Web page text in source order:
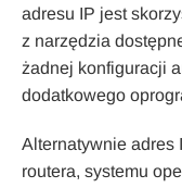
adresu IP jest
z narzędzia
żadnej konfiguracji
dodatkowego
Alternatywnie adres
routera, systemu